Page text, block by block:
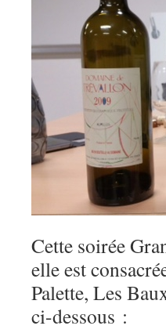
Cette soirée
elle est
Palette, Les
ci-dessous :